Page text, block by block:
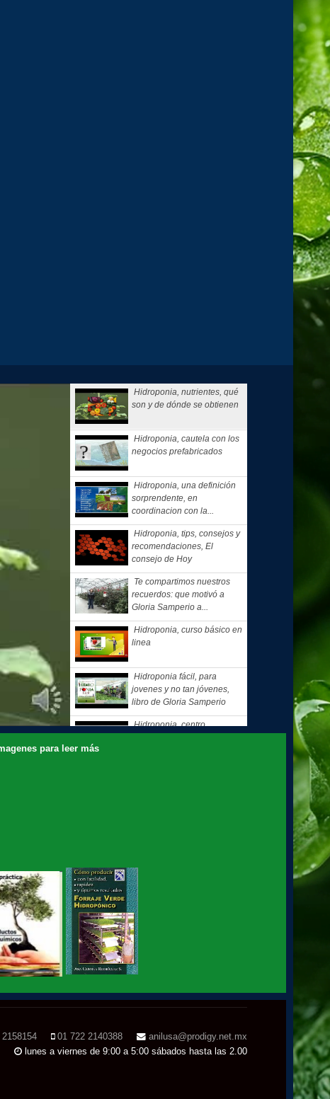
Hidroponia, nutrientes, qué
son y de dónde se obtienen
Hidroponia, cautela con los
negocios prefabricados
Hidroponia, una definición
sorprendente, en
coordinacion con la...
Hidroponia, tips, consejos y
recomendaciones, El
consejo de Hoy
Te compartimos nuestros
recuerdos: que motivó a
Gloria Samperio a...
Hidroponia, curso básico en
linea
Hidroponia fácil, para
jovenes y no tan jóvenes,
libro de Gloria Samperio
Hidroponia, centro
Hidroponia o Hidroponía,
como se pronuncia, en
coordinación con la AICH
Hidroponia, Breve Historia
de loa Hidroponia, en
coordinacion con la...
Hidroponia, centro
tecnológico en Hidroponia
Hidroponia lechugas en la
Hidroponia, invernaderos
para leer más
01 722 2140388
anilusa@prodigy.net.mx
lunes a viernes de 9:00 a 5:00 sábados hasta las 2.00